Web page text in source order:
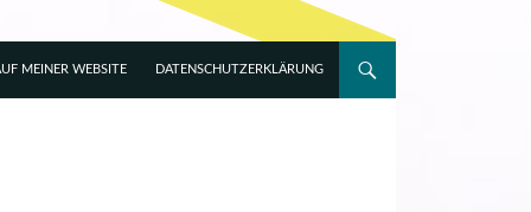
DATENSCHUTZERKLÄRUNG
MEINER WEBSITE